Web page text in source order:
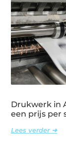
Drukwerk in
een prijs per
Lees verder ➜